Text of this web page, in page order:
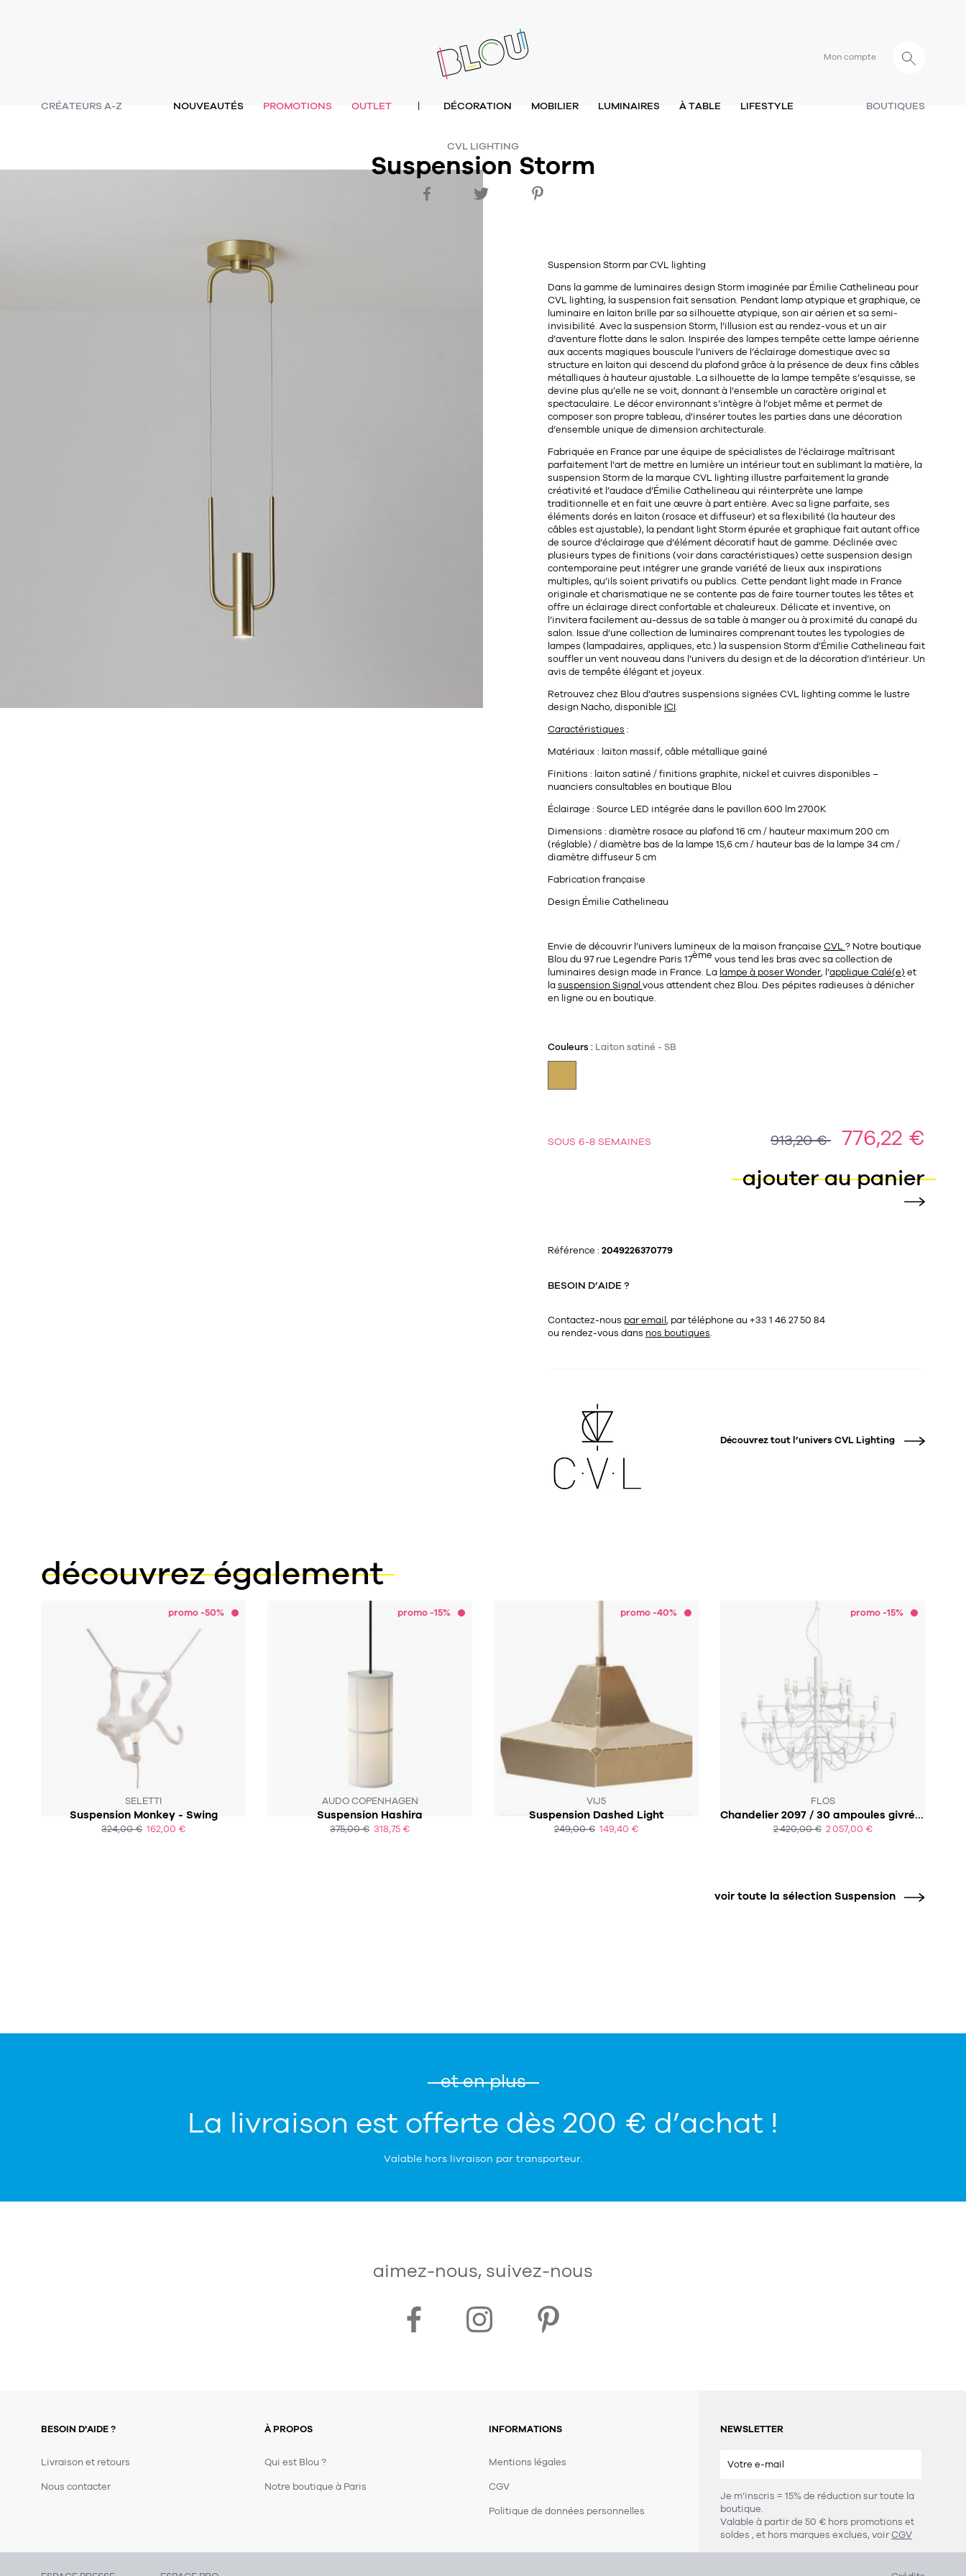
Mon compte
CRÉATEURS A-Z BOUTIQUES
NOUVEAUTÉS PROMOTIONS OUTLET | DÉCORATION MOBILIER LUMINAIRES À TABLE LIFESTYLE
CVL LIGHTING
Suspension Storm
Suspension Storm par CVL lighting
Dans la gamme de luminaires design Storm imaginée parÉmilie Cathelineau pour
CVL lighting, la suspension fait sensation. Pendant lamp atypique et graphique, ce
luminaire en laiton brille par sa silhouette atypique, son air aérien et sa semi-
invisibilité. Avec la suspension Storm, l’illusion est au rendez-vous et un air
d’aventure flotte dans le salon. Inspirée des lampes tempête cette lampe aérienne
aux accents magiques bouscule l’univers de l’éclairage domestique avec sa
structure en laiton qui descend du plafond grâce à la présence de deux fins câbles
métalliques à hauteur ajustable. La silhouette de la lampe tempête s’esquisse, se
devine plus qu’elle ne se voit, donnant à l’ensemble un caractère original et
spectaculaire. Le décor environnant s’intègre à l’objet même et permet de
composer son propre tableau, d’insérer toutes les parties dans une décoration
d’ensemble unique de dimension architecturale.
Fabriquée en France par une équipe de spécialistes de l’éclairage maîtrisant
parfaitement l’art de mettre en lumière un intérieur tout en sublimant la matière, la
suspension Storm de la marque CVL lighting illustre parfaitement la grande
créativité et l’audace d’Émilie Cathelineau qui réinterprète une lampe
traditionnelle et en fait une œuvre à part entière. Avec sa ligne parfaite, ses
éléments dorés en laiton (rosace et diffuseur) et sa flexibilité (la hauteur des
câbles est ajustable), la pendant light Storm épurée et graphique fait autant office
de source d’éclairage que d’élément décoratif haut de gamme. Déclinée avec
plusieurs types de finitions (voir dans caractéristiques) cette suspension design
contemporaine peut intégrer une grande variété de lieux aux inspirations
multiples, qu’ils soient privatifs ou publics. Cette pendant light made in France
originale et charismatique ne se contente pas de faire tourner toutes les têtes et
offre unéclairage direct confortable et chaleureux. Délicate et inventive, on
l’invitera facilement au-dessus de sa table à manger ou à proximité du canapé du
salon. Issue d’une collection de luminaires comprenant toutes les typologies de
lampes (lampadaires, appliques, etc.) la suspension Storm d’Émilie Cathelineau fait
souffler un vent nouveau dans l’univers du design et de la décoration d’intérieur. Un
avis de tempête élégant et joyeux.
Retrouvez chez Blou d’autres suspensions signées CVL lighting comme le lustre
design Nacho, disponible ICI.
Caractéristiques :
Matériaux : laiton massif, câble métallique gainé
Finitions : laiton satiné / finitions graphite, nickel et cuivres disponibles –
nuanciers consultables en boutique Blou
Éclairage : Source LED intégrée dans le pavillon 600 lm 2700K
Dimensions : diamètre rosace au plafond 16 cm / hauteur maximum 200 cm
(réglable) / diamètre bas de la lampe 15,6 cm / hauteur bas de la lampe 34 cm /
diamètre diffuseur 5 cm
Fabrication française
Design Émilie Cathelineau
Envie de découvrir l’univers lumineux de la maison française CVL? Notre boutique
Blou du 97 rue Legendre Paris 17ème vous tend les bras avec sa collection de
luminaires design made in France. La lampe à poser Wonder, l’applique Calé(e) et
lasuspension Signalvous attendent chez Blou. Des pépites radieuses à dénicher
en ligne ou en boutique.
Couleurs : Laiton satiné - SB
SOUS 6-8 SEMAINES 913,20 €
776,22 €
ajouter au panier
Référence : 2049226370779
BESOIN D’AIDE ?
Contactez-nous par email, par téléphone au +33 1 46 27 50 84
ou rendez-vous dans nos boutiques.
Découvrez tout l’univers CVL Lighting
découvrez également
promo -50%
SELETTI
Suspension Monkey - Swing
324,00 € 162,00 €
promo -15%
AUDO COPENHAGEN
Suspension Hashira
375,00 € 318,75 €
promo -40%
VIJ5
Suspension Dashed Light
249,00 € 149,40 €
promo -15%
FLOS
Chandelier 2097 / 30 ampoules givrées
2 420,00 € 2 057,00 €
voir toute la sélection Suspension
et en plus
La livraison est offerte dès 200 € d’achat !
Valable hors livraison par transporteur.
aimez-nous, suivez-nous
NEWSLETTER
Je m’inscris = 15% de réduction sur toute la
boutique.
Valable à partir de 50 € hors promotions et
soldes , et hors marques exclues, voirCGV
BESOIN D'AIDE ?
Livraison et retours
Nous contacter
À PROPOS
Qui est Blou ?
Notre boutique à Paris
INFORMATIONS
Mentions légales
CGV
Politique de données personnelles